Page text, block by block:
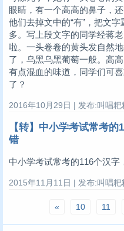
眼睛，有一个高高的鼻子，
他们去掉文中的“有”，把文
多。写上段文字的同学经蒋
啦。一头卷卷的黄头发自然
了，乌黑乌黑葡萄一般。高
有点混血的味道，同学们可
了？
2016年10月29日 | 发布:叫唱
【转】中小学考试常考
错
中小学考试常考的116个汉字
2015年11月11日 | 发布:叫唱
« 10 11